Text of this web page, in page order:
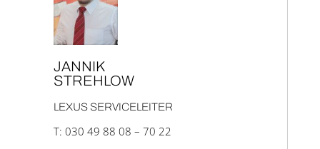
JAN­NIK
STREH­LOW
LEXUS SER­VICE­LEI­TER
T: 030 49 88 08 – 70 22